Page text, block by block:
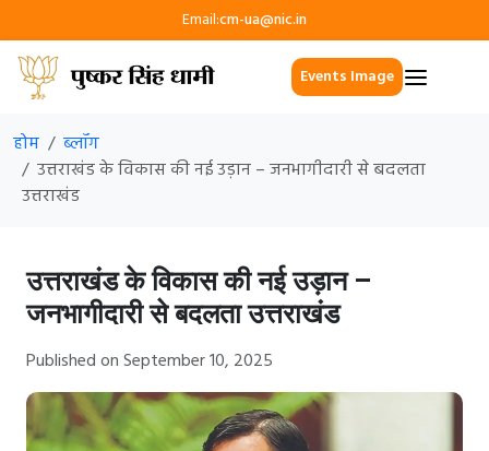
Email:cm-ua@nic.in
Events Image
होम
ब्लॉग
उत्तराखंड के विकास की नई उड़ान – जनभागीदारी से बदलता
उत्तराखंड
उत्तराखंड के विकास की नई उड़ान –
जनभागीदारी से बदलता उत्तराखंड
Published on September 10, 2025